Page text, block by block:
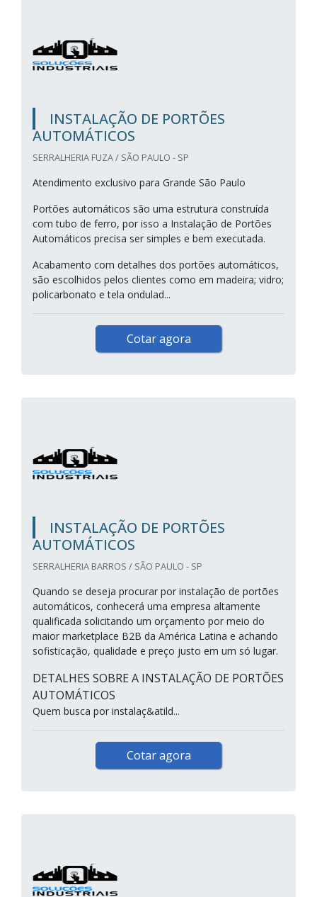
INSTALAÇÃO DE PORTÕES
AUTOMÁTICOS
SERRALHERIA FUZA / SÃO PAULO - SP
Atendimento exclusivo para Grande São Paulo
Portões automáticos são uma estrutura construída
com tubo de ferro, por isso a Instalação de Portões
Automáticos precisa ser simples e bem executada.
Acabamento com detalhes dos portões automáticos,
são escolhidos pelos clientes como em madeira; vidro;
policarbonato e tela ondulad...
Cotar agora
INSTALAÇÃO DE PORTÕES
AUTOMÁTICOS
SERRALHERIA BARROS / SÃO PAULO - SP
Quando se deseja procurar por instalação de portões
automáticos, conhecerá uma empresa altamente
qualificada solicitando um orçamento por meio do
maior marketplace B2B da América Latina e achando
sofisticação, qualidade e preço justo em um só lugar.
DETALHES SOBRE A INSTALAÇÃO DE PORTÕES
AUTOMÁTICOS
Quem busca por instalaç&atild...
Cotar agora